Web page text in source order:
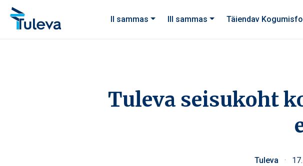
Liigu edasi sisu juurde
II sammas
III sammas Täiendav
Tuleva seisukoht
Tuleva ·